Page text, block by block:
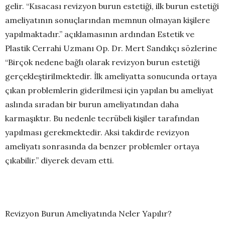
gelir. “Kısacası revizyon burun estetiği, ilk burun estetiği
ameliyatının sonuçlarından memnun olmayan kişilere
yapılmaktadır.” açıklamasının ardından Estetik ve
Plastik Cerrahi Uzmanı Op. Dr. Mert Sandıkçı sözlerine
“Birçok nedene bağlı olarak revizyon burun estetiği
gerçekleştirilmektedir. İlk ameliyatta sonucunda ortaya
çıkan problemlerin giderilmesi için yapılan bu ameliyat
aslında sıradan bir burun ameliyatından daha
karmaşıktır. Bu nedenle tecrübeli kişiler tarafından
yapılması gerekmektedir. Aksi takdirde revizyon
ameliyatı sonrasında da benzer problemler ortaya
çıkabilir.” diyerek devam etti.
Revizyon Burun Ameliyatında Neler Yapılır?